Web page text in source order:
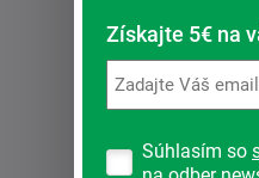
Získajte 5€ na
Súhlasím so